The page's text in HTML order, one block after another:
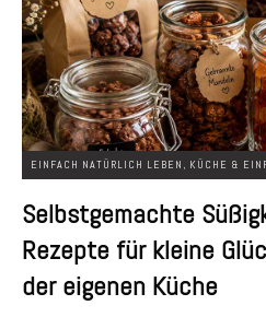
EINFACH NATÜRLICH LEBEN , KÜCHE &
Selbstgemachte
Rezepte für kleine
der eigenen Küche